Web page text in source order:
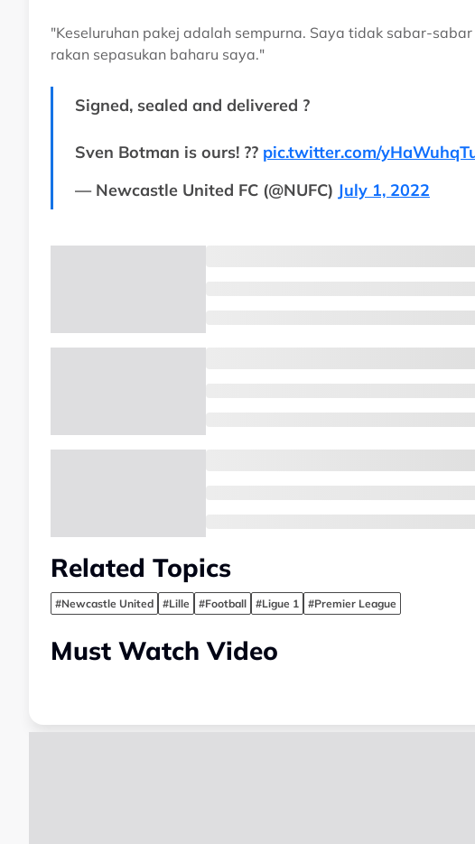
"Keseluruhan pakej adalah sempurna. Saya tidak sabar-
rakan sepasukan baharu saya."
Signed, sealed and delivered ?
Sven Botman is ours! ?? pic.twitter.com/
— Newcastle United FC (@NUFC) July 1, 2022
Related Topics
#Newcastle United #Lille #Football #Ligue 1 #Premier League
Must Watch Video